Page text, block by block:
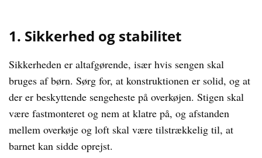
1. Sikkerhed og stabilitet
Sikkerheden er altafgørende, især hvis sengen skal
bruges af børn. Sørg for, at konstruktionen er solid, og at
der er beskyttende sengeheste på overkøjen. Stigen skal
være fastmonteret og nem at klatre på, og afstanden
mellem overkøje og loft skal være tilstrækkelig til, at
barnet kan sidde oprejst.